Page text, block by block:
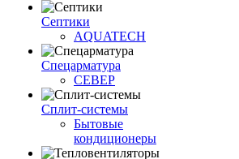
Септики
AQUATECH
Спецарматура
СЕВЕР
Сплит-системы
Бытовые
кондиционеры